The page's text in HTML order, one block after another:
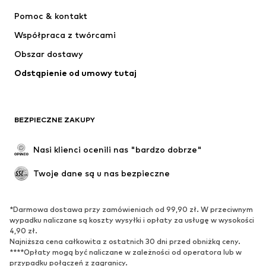
ADIDAS PERFORMANCE
Pomoc & kontakt
Współpraca z twórcami
Obszar dostawy
Odstąpienie od umowy tutaj
BEZPIECZNE ZAKUPY
Nasi klienci ocenili nas "bardzo dobrze"
Twoje dane są u nas bezpieczne
*Darmowa dostawa przy zamówieniach od 99,90 zł. W przeciwnym
wypadku naliczane są koszty wysyłki i opłaty za usługę w wysokości
4,90 zł.
Najniższa cena całkowita z ostatnich 30 dni przed obniżką ceny.
****Opłaty mogą być naliczane w zależności od operatora lub w
przypadku połączeń z zagranicy.